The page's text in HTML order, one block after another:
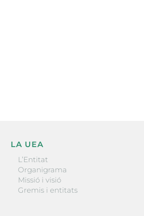
LA UEA
L’Entitat
Organigrama
Missió i visió
Gremis i entitats